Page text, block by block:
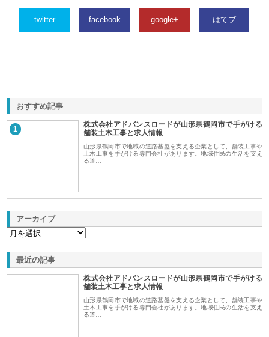
twitter facebook google+ はてブ
おすすめ記事
1
株式会社アドバンスロードが山形県鶴岡市で手がける
舗装土木工事と求人情報
山形県鶴岡市で地域の道路基盤を支える企業として、舗装工事や
土木工事を手がける専門会社があります。地域住民の生活を支え
る道…
アーカイブ
最近の記事
株式会社アドバンスロードが山形県鶴岡市で手がける
舗装土木工事と求人情報
山形県鶴岡市で地域の道路基盤を支える企業として、舗装工事や
土木工事を手がける専門会社があります。地域住民の生活を支え
る道…